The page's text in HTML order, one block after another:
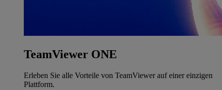
TeamViewer ONE
Erleben Sie alle Vorteile von TeamViewer auf einer einzigen
Plattform.